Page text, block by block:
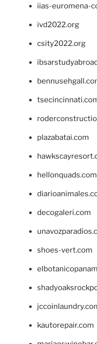
iias-euromena-
ivd2022.org
csity2022.org
plazabatai.com
hellonquads.com
decogaleri.com
shoes-vert.com
kautorepair.com